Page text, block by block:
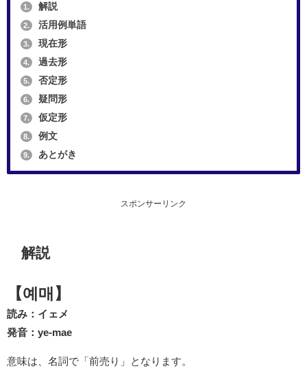
1. 解説
2. 活用例単語
3. 現在形
4. 過去形
5. 否定形
6. 疑問形
7. 仮定形
8. 例文
9. あとがき
スポンサーリンク
解説
【예매】
読み：イェメ
発音：ye-mae
意味は、名詞で「前売り」となります。